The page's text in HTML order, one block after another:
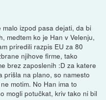
izpod pasa dejati, da bi
medtem ko je Han v Velenju,
priredili razpis EU za 80
njihove firme, tako
brez zaposlenih :D za katere
prišla na plano, so namesto
motim. No Han ima to
mogli potučkat, kriv tako ni bil